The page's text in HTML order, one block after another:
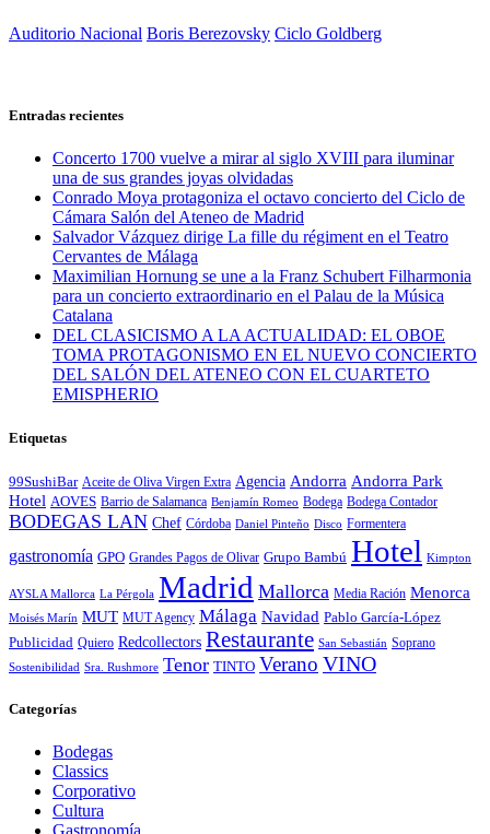
Auditorio Nacional Boris Berezovsky Ciclo Goldberg
Entradas recientes
Concerto 1700 vuelve a mirar al siglo XVIII para iluminar
una de sus grandes joyas olvidadas
Conrado Moya protagoniza el octavo concierto del Ciclo de
Cámara Salón del Ateneo de Madrid
Salvador Vázquez dirige La fille du régiment en el Teatro
Cervantes de Málaga
Maximilian Hornung se une a la Franz Schubert Filharmonia
para un concierto extraordinario en el Palau de la Música
Catalana
DEL CLASICISMO A LA ACTUALIDAD: EL OBOE
TOMA PROTAGONISMO EN EL NUEVO CONCIERTO
DEL SALÓN DEL ATENEO CON EL CUARTETO
EMISPHERIO
Etiquetas
99SushiBar Aceite de Oliva Virgen Extra Agencia Andorra Andorra Park
Hotel AOVES Barrio de Salamanca Benjamín Romeo Bodega Bodega Contador
BODEGAS LAN Chef Córdoba Daniel Pinteño Disco Formentera
gastronomía GPO Grandes Pagos de Olivar Grupo Bambú Hotel Kimpton
AYSLA Mallorca La Pérgola Madrid Mallorca Media Ración Menorca
Moisés Marín MUT MUT Agency Málaga Navidad Pablo García-López
Publicidad Quiero Redcollectors Restaurante San Sebastián Soprano
Sostenibilidad Sra. Rushmore Tenor TINTO Verano VINO
Categorías
Bodegas
Classics
Corporativo
Cultura
Gastronomía